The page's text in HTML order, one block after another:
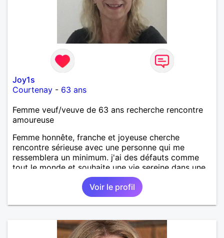
Joy1s
Courtenay - 63 ans
Femme veuf/veuve de 63 ans recherche rencontre
amoureuse
Femme honnête, franche et joyeuse cherche
rencontre sérieuse avec une personne qui me
ressemblera un minimum. j'ai des défauts comme
tout le monde et souhaite une vie sereine dans une
relation sur du long terme.
Voir le profil